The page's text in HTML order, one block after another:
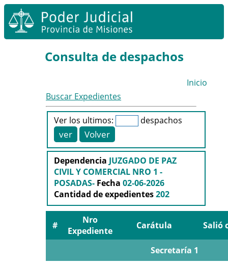
Consulta de despachos
Inicio
Buscar Expedientes
Ver los ultimos: despachos
Dependencia JUZGADO DE PAZ
CIVIL Y COMERCIAL NRO 1 -
POSADAS- Fecha02-06-2026
Cantidad de expedientes202
#
Nro
Expediente
Carátula Salió
Secretaría 1